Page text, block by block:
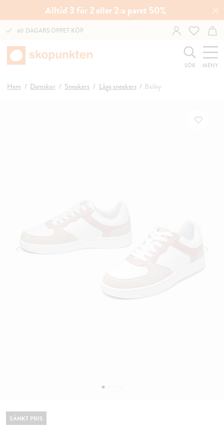
Alltid 3 för 2 eller 2:a paret 50%
60 DAGARS ÖPPET KÖP
SÖK MENY
Hem Damskor Sneakers Låga sneakers Bailey
SÄNKT PRIS